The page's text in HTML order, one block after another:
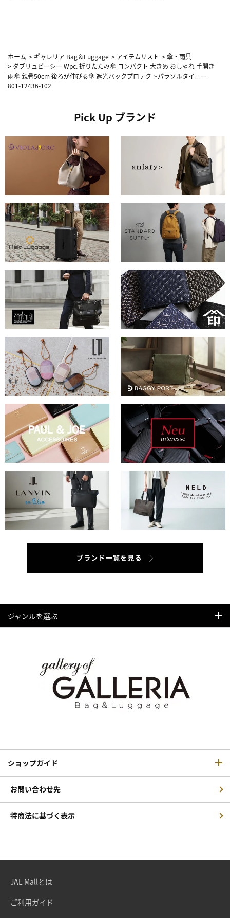
ホーム > ギャレリア Bag＆Luggage > アイテムリスト >傘・雨具
> ダブリュピーシー Wpc. 折りたたみ傘 コンパクト 大きめ おしゃれ 手開き
雨傘 親骨50cm 後ろが伸びる傘 遮光バックプロテクトパラソルタイニー
801-12436-102
Pick Up ブランド
ジャンルを選ぶ
ショップガイド
お問い合わせ先
特商法に基づく表示
JAL Mallとは
ご利用ガイド